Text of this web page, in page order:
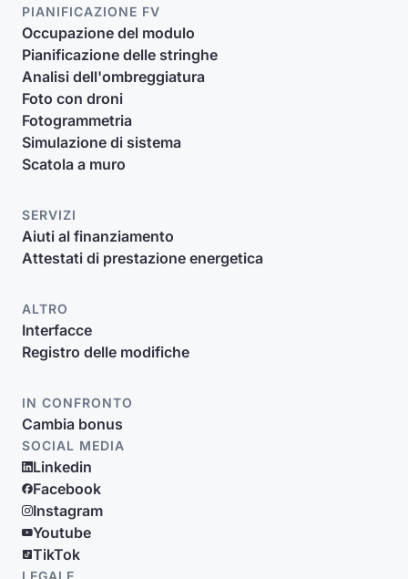
PIANIFICAZIONE FV
Occupazione del modulo
Pianificazione delle stringhe
Analisi dell'ombreggiatura
Foto con droni
Fotogrammetria
Simulazione di sistema
Scatola a muro
SERVIZI
Aiuti al finanziamento
Attestati di prestazione energetica
ALTRO
Interfacce
Registro delle modifiche
IN CONFRONTO
Cambia bonus
SOCIAL MEDIA
Linkedin
Facebook
Instagram
Youtube
TikTok
LEGALE